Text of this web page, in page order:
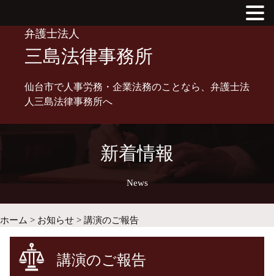
content
弁護士法人
三島法律事務所
仙台市で人事労務・企業法務のことなら、弁護士法
人三島法律事務所へ
新着情報
News
ホーム > お知らせ > 講演のご報告
講演のご報告